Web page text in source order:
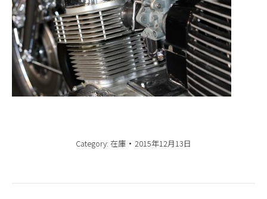
Category: 在庫 2015年12月13日